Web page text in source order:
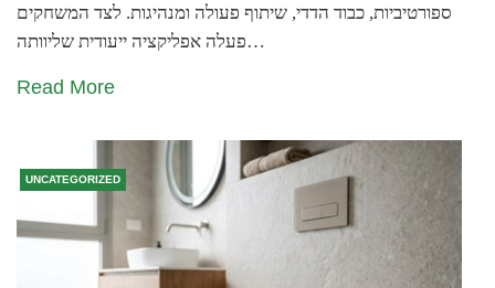
ספורטיביות, כבוד הדדי, שיתוף פעולה ומנהיגות. לצד המשחקים
פעלה אפליקציה ייעודית שליוותה…
Read More
UNCATEGORIZED